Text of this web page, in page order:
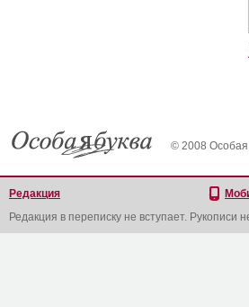
© 2008
Редакция
Редакция в переписку не вступает.